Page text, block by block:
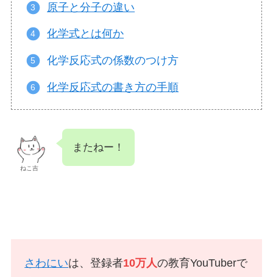
原子と分子の違い
化学式とは何か
化学反応式の係数のつけ方
化学反応式の書き方の手順
ねこ吉
またねー！
さわにいは、登録者10万人の教育YouTuberで